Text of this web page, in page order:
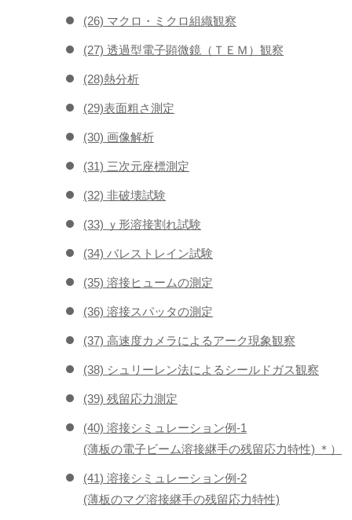
(26) マクロ・ミクロ組織観察
(27) 透過型電子顕微鏡（ＴＥＭ）観察
(28)熱分析
(29)表面粗さ測定
(30) 画像解析
(31) 三次元座標測定
(32) 非破壊試験
(33) ｙ形溶接割れ試験
(34) バレストレイン試験
(35) 溶接ヒュームの測定
(36) 溶接スパッタの測定
(37) 高速度カメラによるアーク現象観察
(38) シュリーレン法によるシールドガス観察
(39) 残留応力測定
(40) 溶接シミュレーション例-1
(薄板の電子ビーム溶接継手の残留応力特性) ＊）
(41) 溶接シミュレーション例-2
(薄板のマグ溶接継手の残留応力特性)